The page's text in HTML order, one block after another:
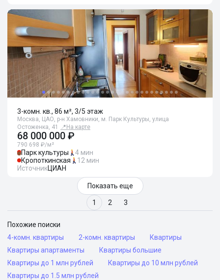
3-комн. кв., 86 м², 3/5 этаж
Москва, ЦАО, р-н Хамовники, м. Парк Культуры, улица
Остоженка, 41
📍 На карте
68 000 000 ₽
790 698 ₽/м²
Парк культуры
4 мин
Кропоткинская
12 мин
ИсточникЦИАН
Показать еще
1 2 3
Похожие поиски
4-комн. квартиры
2-комн. квартиры
Квартиры
Квартиры апартаменты
Квартиры большие
Квартиры до 1 млн рублей
Квартиры до 10 млн рублей
Квартиры до 1.5 млн рублей